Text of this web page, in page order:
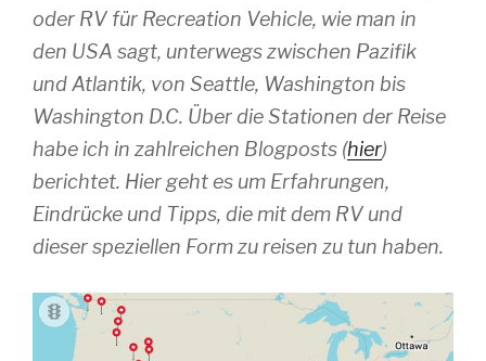
oder RV für Recreation Vehicle, wie man in
den USA sagt, unterwegs zwischen Pazifik
und Atlantik, von Seattle, Washington bis
Washington D.C. Über die Stationen der Reise
habe ich in zahlreichen Blogposts (hier)
berichtet. Hier geht es um Erfahrungen,
Eindrücke und Tipps, die mit dem RV und
dieser speziellen Form zu reisen zu tun haben.